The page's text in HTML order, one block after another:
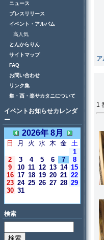
ニュース
プレスリリース
イベント・アルバム
高人気
とんからりん
サイトマップ
FAQ
お問い合わせ
リンク集
集・酉・楽サカタニについて
イベントお知らせカレンダ
ー
2026年 8月
日 月 火 水 木 金 土
1
2
3 4 5 6 7
8
9
10 11 12 13 14 15
16 17 18 19 20 21 22
23 24 25 26 27 28 29
30 31
検索
ア
1